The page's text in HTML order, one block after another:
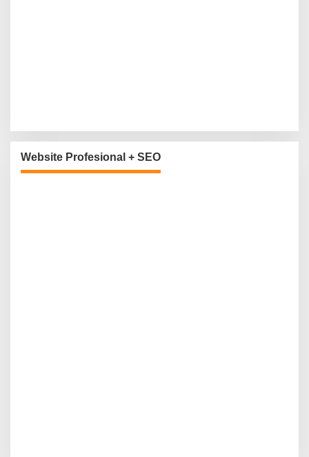
Website Profesional + SEO